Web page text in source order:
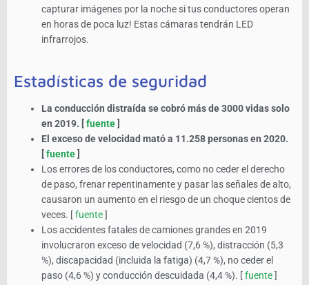
capturar imágenes por la noche si tus conductores operan
en horas de poca luz! Estas cámaras tendrán LED
infrarrojos.
Estadísticas de seguridad
La conducción distraída se cobró más de 3000 vidas solo
en 2019. [fuente]
El exceso de velocidad mató a 11.258 personas en 2020.
[fuente]
Los errores de los conductores, como no ceder el derecho
de paso, frenar repentinamente y pasar las señales de alto,
causaron un aumento en el riesgo de un choque cientos de
veces. [fuente]
Los accidentes fatales de camiones grandes en 2019
involucraron exceso de velocidad (7,6 %), distracción (5,3
%), discapacidad (incluida la fatiga) (4,7 %), no ceder el
paso (4,6 %) y conducción descuidada (4,4 %). [fuente]